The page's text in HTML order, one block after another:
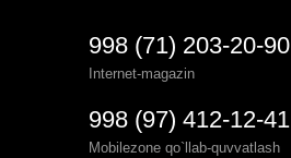
998 (71) 203-20-90
Internet-magazin
998 (97) 412-12-41
Mobilezone qo`llab-quvvatlash